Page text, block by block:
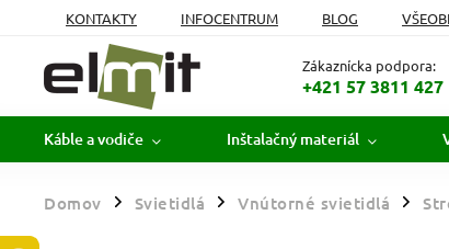
KONTAKTY INFOCENTRUM BLOG
MOJA OBJEDNÁVKA
Zákaznícka podpora:
+421 57 3811 427
Káble a vodiče Inštalačný materiál
Domov / Svietidlá / Vnútorné svietidlá /